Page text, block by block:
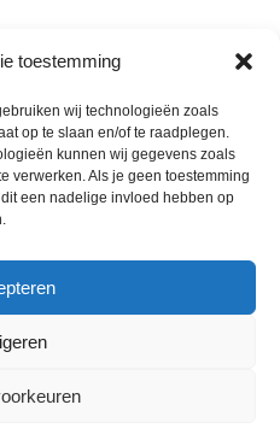
toestemming
wij technologieën zoals
op te slaan en/of te raadplegen.
kunnen wij gegevens zoals
verwerken. Als je geen toestemming
een nadelige invloed hebben op
Groothandel
uw ervaring op onze